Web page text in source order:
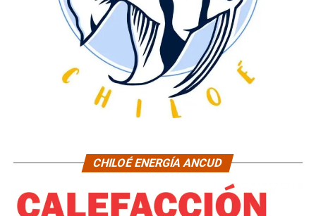
CHILOÉ ENERGÍA ANCUD